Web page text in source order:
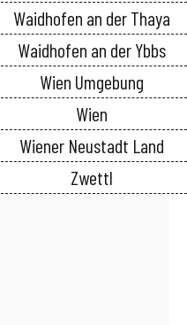
Waidhofen an der Thaya
Waidhofen an der Ybbs
Wien Umgebung
Wien
Wiener Neustadt Land
Zwettl